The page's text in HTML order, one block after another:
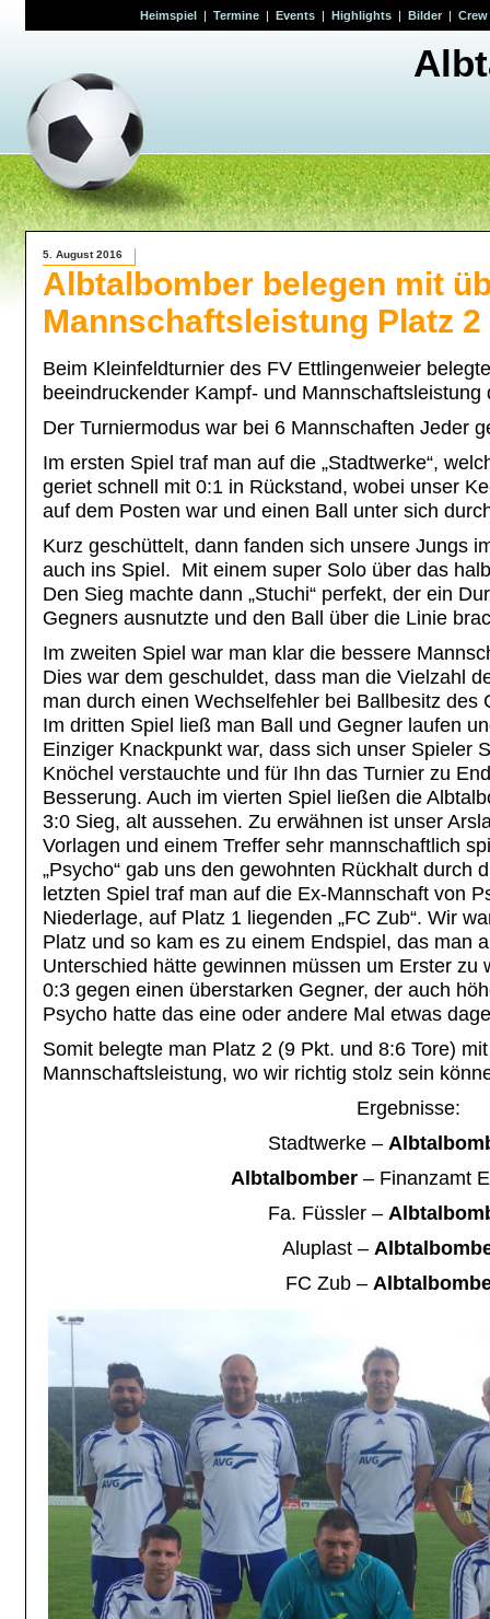
Heimspiel| Termine| Events| Highlights| Bilder| Crew
5. August 2016
Albtalbomber belegen mit
Mannschaftsleistung Platz
Beim Kleinfeldturnier des FV Ettlingenweier
beeindruckender Kampf- und Mannschaftsleistung
Der Turniermodus war bei 6 Mannschaften Jeder
Im ersten Spiel traf man auf die „Stadtwerke“,
geriet schnell mit 0:1 in Rückstand, wobei unser
auf dem Posten war und einen Ball unter sich
Kurz geschüttelt, dann fanden sich unsere Jungs
auch ins Spiel. Mit einem super Solo über das
Den Sieg machte dann „Stuchi“ perfekt, der ein
Gegners ausnutzte und den Ball über die Linie
Im zweiten Spiel war man klar die bessere
Dies war dem geschuldet, dass man die Vielzahl
man durch einen Wechselfehler bei Ballbesitz des
Im dritten Spiel ließ man Ball und Gegner laufen
Einziger Knackpunkt war, dass sich unser Spieler
Knöchel verstauchte und für Ihn das Turnier zu
Besserung. Auch im vierten Spiel ließen die
3:0 Sieg, alt aussehen. Zu erwähnen ist unser
Vorlagen und einem Treffer sehr mannschaftlich
„Psycho“ gab uns den gewohnten Rückhalt durch
letzten Spiel traf man auf die Ex-Mannschaft von
Niederlage, auf Platz 1 liegenden „FC Zub“. Wir
Platz und so kam es zu einem Endspiel, das man
Unterschied hätte gewinnen müssen um Erster zu
0:3 gegen einen überstarken Gegner, der auch
Psycho hatte das eine oder andere Mal etwas
Somit belegte man Platz 2 (9 Pkt. und 8:6 Tore)
Mannschaftsleistung, wo wir richtig stolz sein
Ergebnisse:
Stadtwerke –
Albtalbomber– Finanzamt
Fa. Füssler –
Aluplast –
FC Zub –